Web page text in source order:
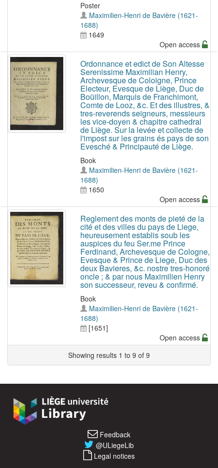
Poster
Maximilien-Henri de Bavière (1621-
1688)
1649
Open access
Ordonnance et edict de Son Altesse
Serenissime Maximilian Henry,
Archevesque de Coloigne, Prince
Electeur, Evesque de Liège, Duc de
Boüillon, Marquis de Franchimont,
Comte de Looz, &c. Et des illustres, &
tres-reverends seigneurs, messieurs
les vice-doyen & chapitre cathedral
de Liège. Sur la levée et collecte de
l'impost sur les grains és pays de son
Evesché & Principauté de Liège.
Book
Maximilien-Henri de Bavière (1621-
1688)
1650
Open access
Reglement des monts de pieté de la
cité et des villes du pays de Liege,
heureusement establis soub les
auspices du feu Ser.me Prince
Ferdinand, Archevesque de Cologne,
Evesque & Prince de Liege, Duc des
deux Bavieres, &c. nostre tres-honoré
oncle ; & par nous Maximilien Henry
son successeur, reveu & confirmé.
Book
Maximilien-Henri de Bavière (1621-
1688)
[1651]
Open access
Showing results 1 to 9 of 9
Feedback
@ULiegeLib
Legal notices